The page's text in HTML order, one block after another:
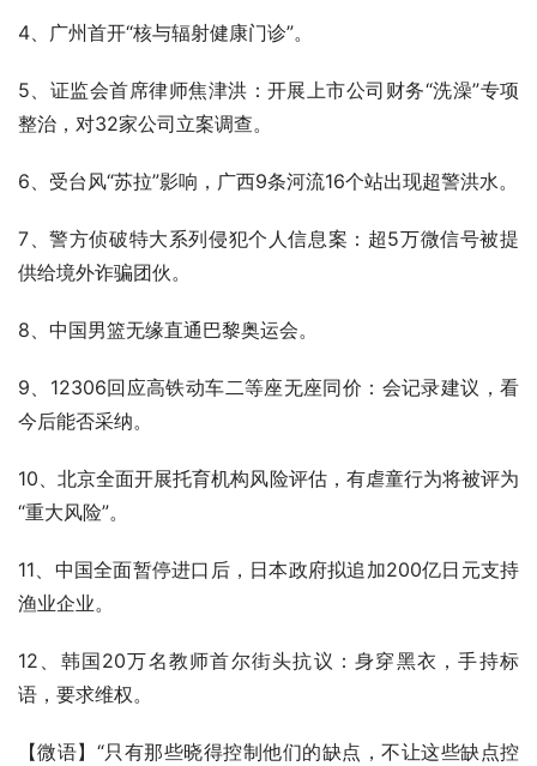
4、广州首开“核与辐射健康门诊”。
5、证监会首席律师焦津洪：开展上市公司财务“洗澡”专项
整治，对32家公司立案调查。
6、受台风“苏拉”影响，广西9条河流16个站出现超警洪水。
7、警方侦破特大系列侵犯个人信息案：超5万微信号被提
供给境外诈骗团伙。
8、中国男篮无缘直通巴黎奥运会。
9、12306回应高铁动车二等座无座同价：会记录建议，看
今后能否采纳。
10、北京全面开展托育机构风险评估，有虐童行为将被评为
“重大风险”。
11、中国全面暂停进口后，日本政府拟追加200亿日元支持
渔业企业。
12、韩国20万名教师首尔街头抗议：身穿黑衣，手持标
语，要求维权。
【微语】“只有那些晓得控制他们的缺点，不让这些缺点控